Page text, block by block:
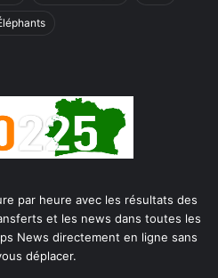
par heure avec les résultats des
et les news dans toutes les
News directement en ligne sans
déplacer.